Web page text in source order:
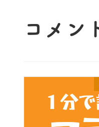
コメン